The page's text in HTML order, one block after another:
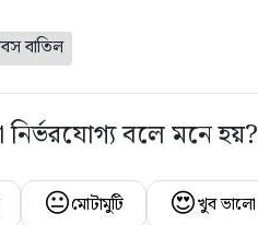
বাতিল
নির্ভরযোগ্য বলে মনে হয়?
😐মোটামুটি 😍খুব ভালো